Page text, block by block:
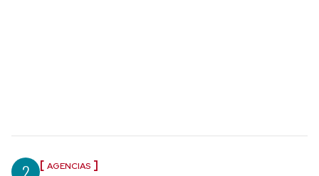
2 AGENCIAS